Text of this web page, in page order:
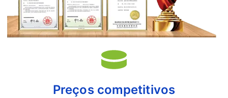
Preços competitivos